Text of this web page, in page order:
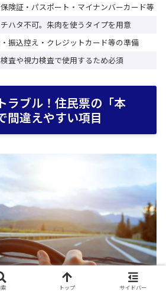
険証・パスポート・マイナンバーカード等
ハタ不可。朱肉を使うタイプを用意
振込控え・クレジットカード等の準備
査や視力検査で使用するため必須
ラブル！住民票の「本
間違えやすい項目
トップ サイドバー